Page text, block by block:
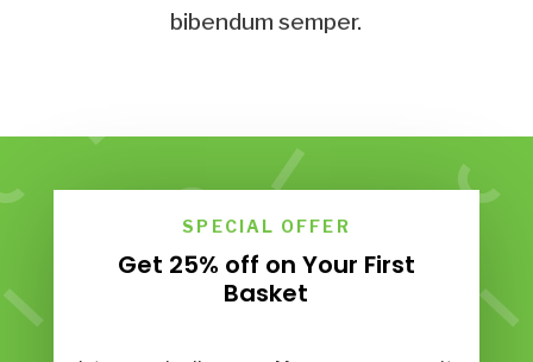
bibendum semper.
SPECIAL OFFER
Get 25% off on Your First
Basket